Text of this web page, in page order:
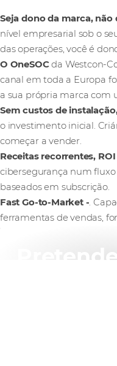
Seja dono da marca, não
nível empresarial sob o
das operações, você é
O OneSOCda Westcon-
canal em toda a Europa
a sua própria marca com
Sem custos de
o investimento inicial.
começar a vender.
Receitas recorrentes,
cibersegurança num
baseados em subscrição.
Fast Go-to-Market -.
ferramentas de vendas,